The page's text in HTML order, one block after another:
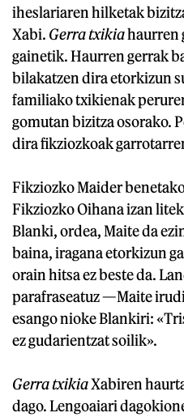
iheslariaren hilketak
Xabi. Gerra txikiahaurren
gainetik. Haurren gerrak
bilakatzen dira etorkizun
familiako txikienak
gomutan bizitza osorako.
dira fikziozkoak
Fikziozko Maider
Fikziozko Oihana izan
Blanki, ordea, Maite da
baina, iragana etorkizun
orain hitsa ez beste da.
parafraseatuz —Maite
esango nioke Blankiri:
ez gudarientzat soilik».
Gerra txikiaXabiren
dago. Lengoaiari